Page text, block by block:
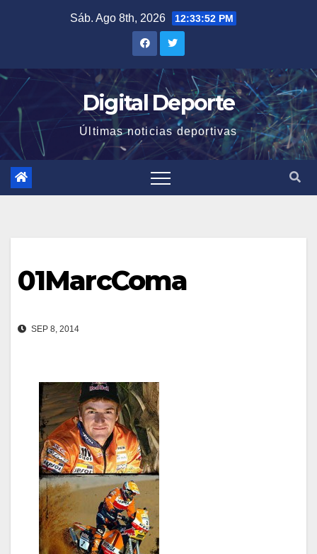
Sáb. Ago 8th, 2026 12:33:52 PM
Digital Deporte
Últimas noticias deportivas
01MarcComa
SEP 8, 2014